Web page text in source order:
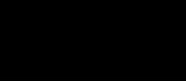
ТРЭВЕЛЛЕР — GS8 TRAVELLER,